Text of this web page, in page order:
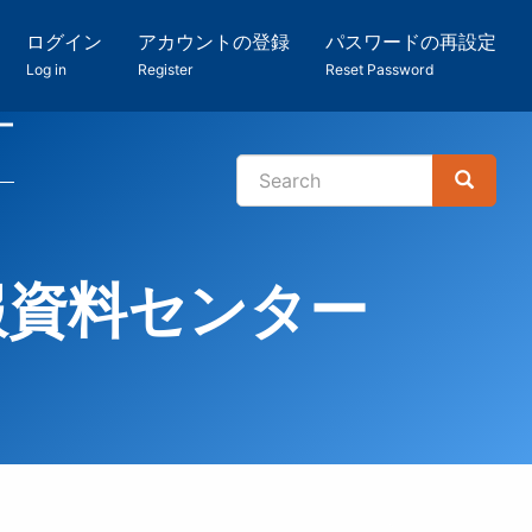
ログイン
Log in
アカウントの登録
Register
パスワードの再設定
Reset Password
検
Search
Search
料センター